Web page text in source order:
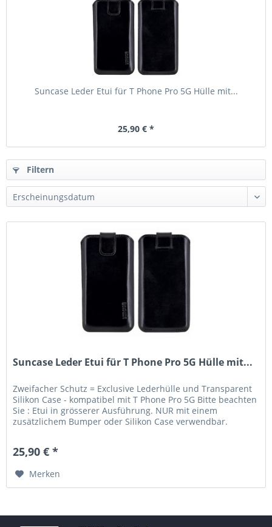
Suncase Leder Etui für T Phone Pro 5G Hülle mit...
25,90 € *
Filtern
Suncase Leder Etui für T Phone Pro 5G Hülle mit...
Zweifacher Schutz = Exclusive Lederhülle und Transparent
Silikon Case - kompatibel mit T Phone Pro 5G Bitte beachten
Sie : Etui in grösserer Ausführung. NUR mit einem
zusätzlichem Bumper oder Silikon Case verwendbar.
25,90 € *
Merken